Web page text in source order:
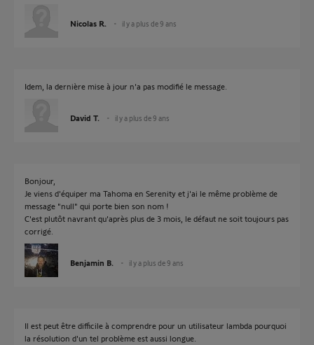
Nicolas R. il y a plus de 9 ans
Idem, la dernière mise à jour n'a pas modifié le message.
David T. il y a plus de 9 ans
Bonjour,
Je viens d'équiper ma Tahoma en Serenity et j'ai le même problème de
message "null" qui porte bien son nom !
C'est plutôt navrant qu'après plus de 3 mois, le défaut ne soit toujours pas
corrigé.
Benjamin B. il y a plus de 9 ans
Il est peut être difficile à comprendre pour un utilisateur lambda pourquoi
la résolution d'un tel problème est aussi longue.